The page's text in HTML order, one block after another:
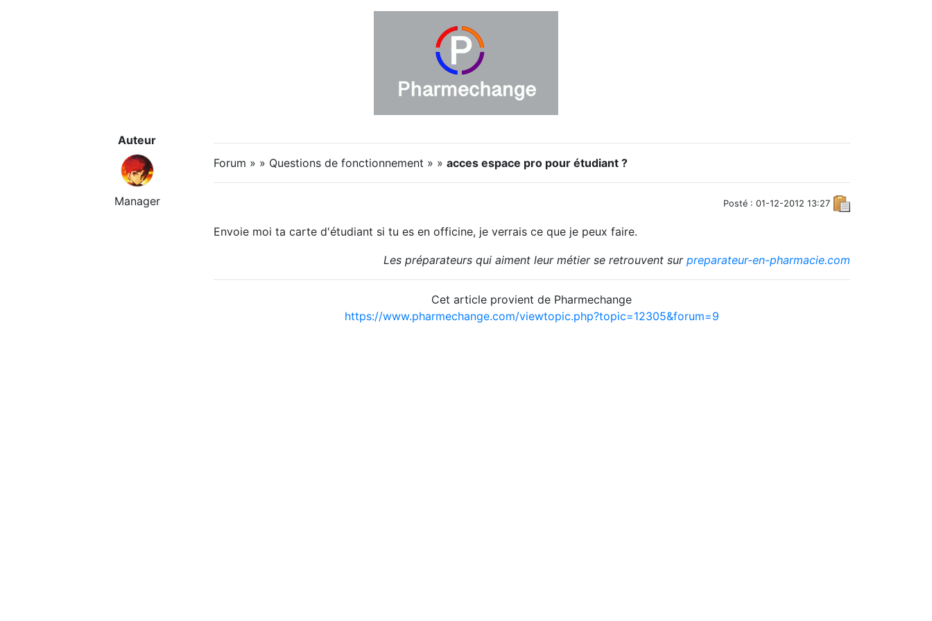
Auteur
Manager
Forum » » Questions de fonctionnement » » acces espace pro pour étudiant ?
Posté : 01-12-2012 13:27
Envoie moi ta carte d'étudiant si tu es en officine, je verrais ce que je peux faire.
Les préparateurs qui aiment leur métier se retrouvent sur preparateur-en-pharmacie.com
Cet article provient de Pharmechange
https://www.pharmechange.com/viewtopic.php?topic=12305&forum=9